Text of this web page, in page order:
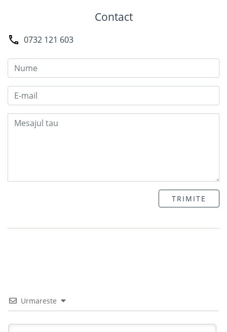
Contact
0732 121 603
TRIMITE
Urmareste